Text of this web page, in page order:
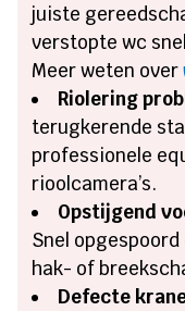
juiste
verstopte wc
Meer weten over
Riolering
terugkerende
professionele
rioolcamera’s.
Opstijgend
Snel
hak- of
Defecte